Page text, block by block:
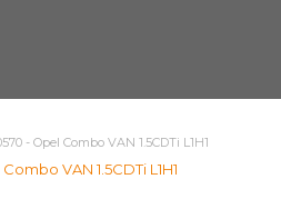
- Opel Combo VAN 1.5CDTi L1H1